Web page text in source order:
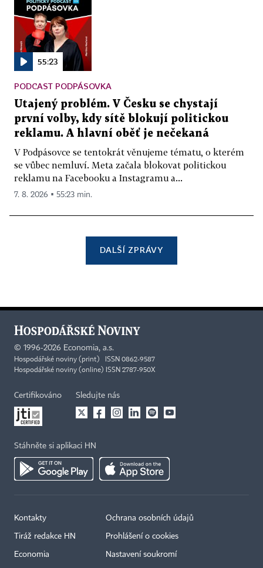
55:23
PODCAST PODPÁSOVKA
Utajený problém. V Česku se chystají
první volby, kdy sítě blokují politickou
reklamu. A hlavní oběť je nečekaná
V Podpásovce se tentokrát věnujeme tématu, o kterém
se vůbec nemluví. Meta začala blokovat politickou
reklamu na Facebooku a Instagramu a...
7. 8. 2026 ▪ 55:23 min.
DALŠÍ ZPRÁVY
© 1996-2026 Economia, a.s.
Hospodářské noviny (print) ISSN 0862-9587
Hospodářské noviny (online) ISSN 2787-950X
Certifikováno Sledujte nás
Stáhněte si aplikaci HN
Kontakty
Tiráž redakce HN
Economia
Ochrana osobních údajů
Prohlášení o cookies
Nastavení soukromí